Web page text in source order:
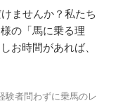
験者問わずに乗馬のレ